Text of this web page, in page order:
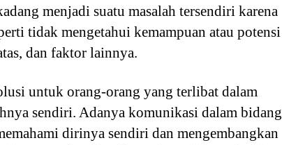
menjadi suatu masalah tersendiri karena
tidak mengetahui kemampuan atau potensi
dan faktor lainnya.
untuk orang-orang yang terlibat dalam
sendiri. Adanya komunikasi dalam bidang
dirinya sendiri dan mengembangkan